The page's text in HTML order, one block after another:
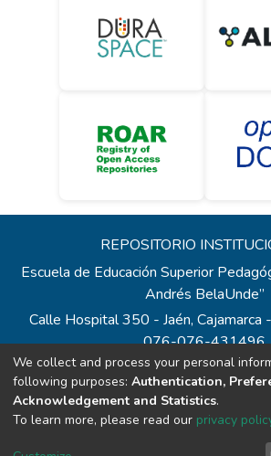
REPOSITORIO
Escuela de Educación Superior
Andrés BelaUnde”
Calle Hospital 350 - Jaén, Cajamarca
076-076-431496
Todos los contenidos de
bajo la Licencia Creative
Correo:
We collect and process your personal
following purposes: Authentication,
Acknowledgement and Statistics.
To learn more, please read our privacy